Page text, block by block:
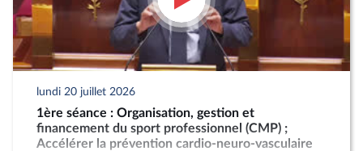
lundi 20 juillet 2026
1ère séance : Organisation, gestion et
financement du sport professionnel (CMP) ;
Accélérer la prévention cardio-neuro-vasculaire